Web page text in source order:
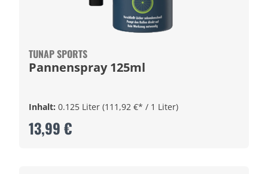
TUNAP SPORTS
Pannenspray 125ml
Inhalt: 0.125 Liter (111,92 €* / 1 Liter)
13,99 €